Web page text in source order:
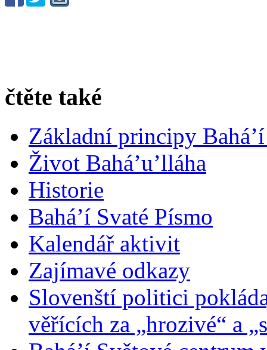
čtěte také
Základní principy
Život Bahá’u’lláha
Historie
Bahá’í Svaté Písmo
Kalendář aktivit
Zajímavé odkazy
Slovenští politici
věřících za „hrozivé“ a